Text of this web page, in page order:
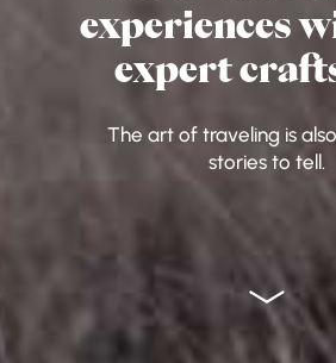
experiences
expert
The art of traveling is
stories to tell.